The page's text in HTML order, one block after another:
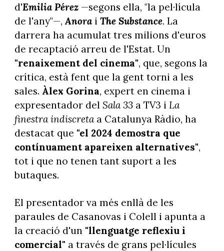
d'Emilia Pérez—segons ella, "la pel·lícula
de l'any"—,Anora i The Substance. La
darrera ha acumulat tres milions d'euros
de recaptació arreu de l'Estat. Un
"renaixement del cinema", que, segons la
crítica, està fent que la gent torni a les
sales. Àlex Gorina, expert en cinema i
expresentador del Sala 33 a TV3 i La
finestra indiscretaa Catalunya Ràdio, ha
destacat que "el 2024 demostra que
contínuament apareixen alternatives",
tot i que no tenen tant suport a les
butaques.
El presentador va més enllà de les
paraules de Casanovas i Colell i apunta a
la creació d'un "llenguatge reflexiu i
comercial" a través de grans pel·lícules